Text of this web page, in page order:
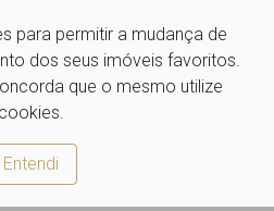
para permitir a mudança de
dos seus imóveis favoritos.
que o mesmo utilize
cookies.
Entendi